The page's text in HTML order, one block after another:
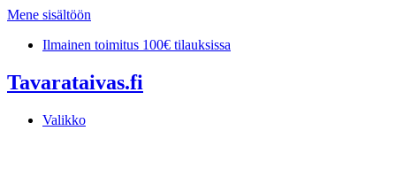
Mene sisältöön
Ilmainen toimitus 100€ tilauksissa
Tavarataivas.fi
Valikko